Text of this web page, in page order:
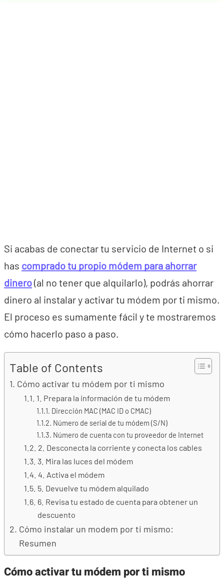
Si acabas de conectar tu servicio de Internet o si
has comprado tu propio módem para ahorrar
dinero(al no tener que alquilarlo), podrás ahorrar
dinero al instalar y activar tu módem por ti mismo.
El proceso es sumamente fácil y te mostraremos
cómo hacerlo paso a paso.
Table of Contents
Cómo activar tu módem por ti mismo
1. Prepara la información de tu módem
Dirección MAC (MAC ID o CMAC)
Número de serial de tu módem (S/N)
Número de cuenta con tu proveedor de Internet
2. Desconecta la corriente y conecta los cables
3. Mira las luces del módem
4. Activa el módem
5. Devuelve tu módem alquilado
6. Revisa tu estado de cuenta para obtener un
descuento
Cómo instalar un modem por ti mismo:
Resumen
Cómo activar tu módem por ti mismo